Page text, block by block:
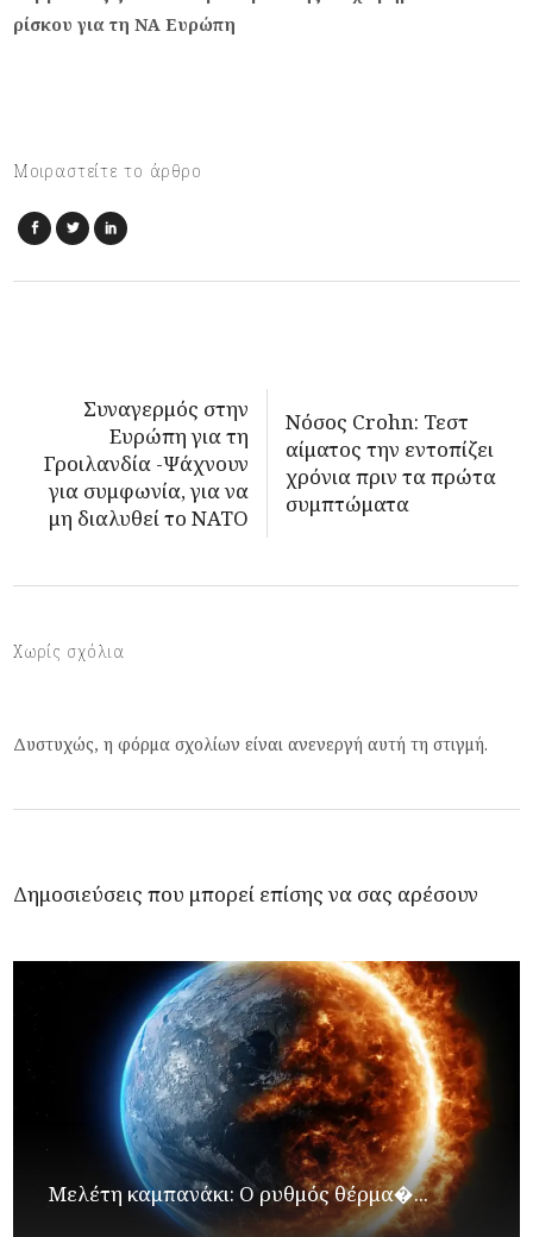
ρίσκου για τη ΝΑ Ευρώπη
Μοιραστείτε το άρθρο
Συναγερμός στην
Ευρώπη για τη
Γροιλανδία -Ψάχνουν
για συμφωνία, για να
μη διαλυθεί το ΝΑΤΟ
Νόσος Crohn: Τεστ
αίματος την εντοπίζει
χρόνια πριν τα πρώτα
συμπτώματα
Χωρίς σχόλια
Δυστυχώς, η φόρμα σχολίων είναι ανενεργή αυτή τη στιγμή.
Δημοσιεύσεις που μπορεί επίσης να σας αρέσουν
Μελέτη καμπανάκι: Ο ρυθμός θέρμα�...